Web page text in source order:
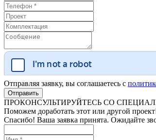
Отправляя заявку, вы соглашаетесь с
ПРОКОНСУЛЬТИРУЙТЕСЬ СО
Поможем доработать этот или другой
Спасибо! Ваша заявка принята. Ожидайте